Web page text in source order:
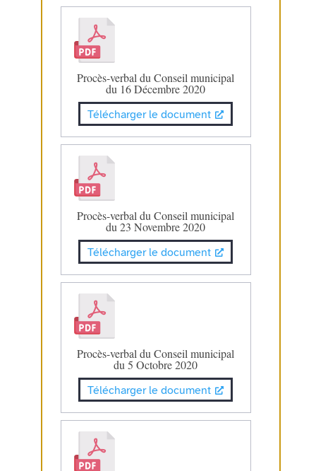
Procès-verbal du Conseil municipal
du 16 Décembre 2020
Télécharger le document
Procès-verbal du Conseil municipal
du 23 Novembre 2020
Télécharger le document
Procès-verbal du Conseil municipal
du 5 Octobre 2020
Télécharger le document